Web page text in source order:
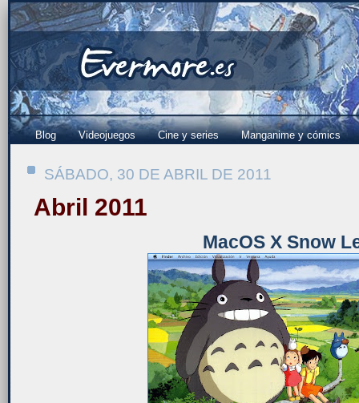
Blog Videojuegos Cine y series Manganime y cómics
SÁBADO, 30 DE ABRIL DE 2011
Abril 2011
MacOS X Snow